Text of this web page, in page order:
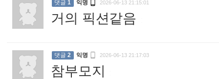
댓글 1 익명  2026-06-13 21:15:01
거의 픽션같음
댓글 2 익명  2026-06-13 21:17:03
참부모지